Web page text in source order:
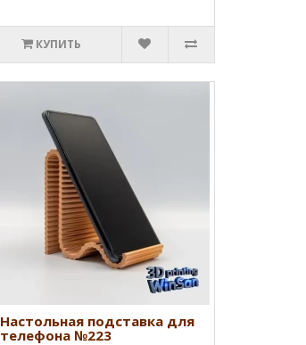
КУПИТЬ
Настольная подставка для
телефона №223